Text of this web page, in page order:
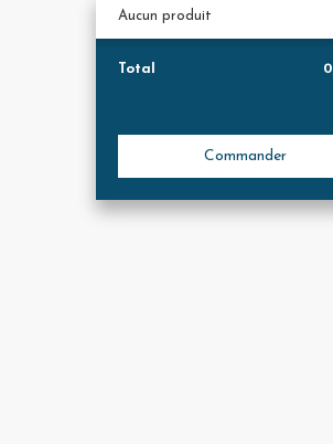
Aucun produit
Total
Commander